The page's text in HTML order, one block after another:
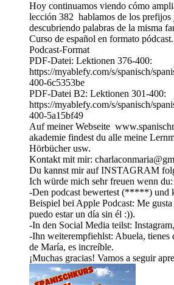
Hoy continuamos viendo cómo
lección 382 hablamos de los prefijos
descubriendo palabras de la misma
Curso de español en formato
Podcast-Format
PDF-Datei: Lektionen 376-400:
https://myablefy.com/s/spanisch/
400-6c5353be
PDF-Datei B2: Lektionen 301-400:
https://myablefy.com/s/spanisch/
400-5a15bf49
Auf meiner Webseite
akademie findest du alle meine
Hörbücher usw.
Kontakt mit mir:
Du kannst mir auf INSTAGRAM
Ich würde mich sehr freuen wenn du:
-Den podcast bewertest (*****) und
Beispiel bei Apple Podcast: Me
puedo estar un día sin él :)).
-In den Social Media teilst:
-Ihn weiterempfiehlst: Abuela, tienes
de María, es increíble.
¡Muchas gracias! Vamos a seguir